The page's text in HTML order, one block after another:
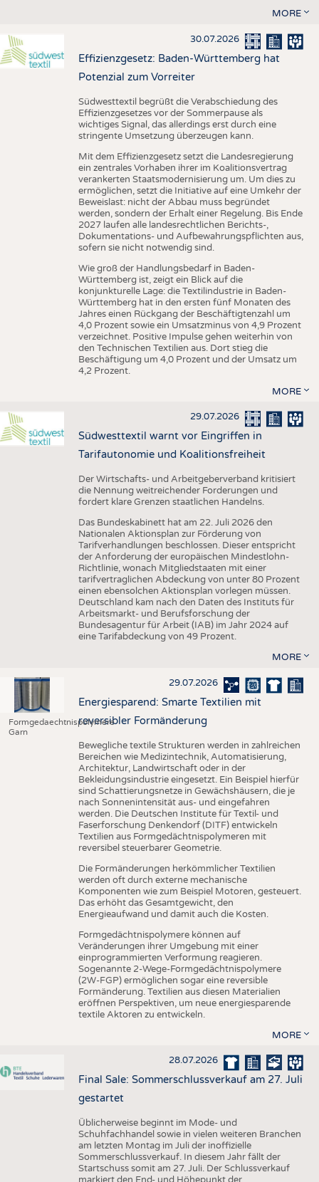
MORE
30.07.2026
Effizienzgesetz: Baden-Württemberg hat
Potenzial zum Vorreiter
Südwesttextil begrüßt die Verabschiedung des
Effizienzgesetzes vor der Sommerpause als
wichtiges Signal, das allerdings erst durch eine
stringente Umsetzung überzeugen kann.
Mit dem Effizienzgesetz setzt die Landesregierung
ein zentrales Vorhaben ihrer im Koalitionsvertrag
verankerten Staatsmodernisierung um. Um dies zu
ermöglichen, setzt die Initiative auf eine Umkehr der
Beweislast: nicht der Abbau muss begründet
werden, sondern der Erhalt einer Regelung. Bis Ende
2027 laufen alle landesrechtlichen Berichts-,
Dokumentations- und Aufbewahrungspflichten aus,
sofern sie nicht notwendig sind.
Wie groß der Handlungsbedarf in Baden-
Württemberg ist, zeigt ein Blick auf die
konjunkturelle Lage: die Textilindustrie in Baden-
Württemberg hat in den ersten fünf Monaten des
Jahres einen Rückgang der Beschäftigtenzahl um
4,0 Prozent sowie ein Umsatzminus von 4,9 Prozent
verzeichnet. Positive Impulse gehen weiterhin von
den Technischen Textilien aus. Dort stieg die
Beschäftigung um 4,0 Prozent und der Umsatz um
4,2 Prozent.
MORE
29.07.2026
Südwesttextil warnt vor Eingriffen in
Tarifautonomie und Koalitionsfreiheit
Der Wirtschafts- und Arbeitgeberverband kritisiert
die Nennung weitreichender Forderungen und
fordert klare Grenzen staatlichen Handelns.
Das Bundeskabinett hat am 22. Juli 2026 den
Nationalen Aktionsplan zur Förderung von
Tarifverhandlungen beschlossen. Dieser entspricht
der Anforderung der europäischen Mindestlohn-
Richtlinie, wonach Mitgliedstaaten mit einer
tarifvertraglichen Abdeckung von unter 80 Prozent
einen ebensolchen Aktionsplan vorlegen müssen.
Deutschland kam nach den Daten des Instituts für
Arbeitsmarkt- und Berufsforschung der
Bundesagentur für Arbeit (IAB) im Jahr 2024 auf
eine Tarifabdeckung von 49 Prozent.
MORE
Formgedaechtnispolymere
Garn
29.07.2026
Energiesparend: Smarte Textilien mit
reversibler Formänderung
Bewegliche textile Strukturen werden in zahlreichen
Bereichen wie Medizintechnik, Automatisierung,
Architektur, Landwirtschaft oder in der
Bekleidungsindustrie eingesetzt. Ein Beispiel hierfür
sind Schattierungsnetze in Gewächshäusern, die je
nach Sonnenintensität aus- und eingefahren
werden. Die Deutschen Institute für Textil- und
Faserforschung Denkendorf (DITF) entwickeln
Textilien aus Formgedächtnispolymeren mit
reversibel steuerbarer Geometrie.
Die Formänderungen herkömmlicher Textilien
werden oft durch externe mechanische
Komponenten wie zum Beispiel Motoren, gesteuert.
Das erhöht das Gesamtgewicht, den
Energieaufwand und damit auch die Kosten.
Formgedächtnispolymere können auf
Veränderungen ihrer Umgebung mit einer
einprogrammierten Verformung reagieren.
Sogenannte 2-Wege-Formgedächtnispolymere
(2W-FGP) ermöglichen sogar eine reversible
Formänderung. Textilien aus diesen Materialien
eröffnen Perspektiven, um neue energiesparende
textile Aktoren zu entwickeln.
MORE
28.07.2026
Final Sale: Sommerschlussverkauf am 27. Juli
gestartet
Üblicherweise beginnt im Mode- und
Schuhfachhandel sowie in vielen weiteren Branchen
am letzten Montag im Juli der inoffizielle
Sommerschlussverkauf. In diesem Jahr fällt der
Startschuss somit am 27. Juli. Der Schlussverkauf